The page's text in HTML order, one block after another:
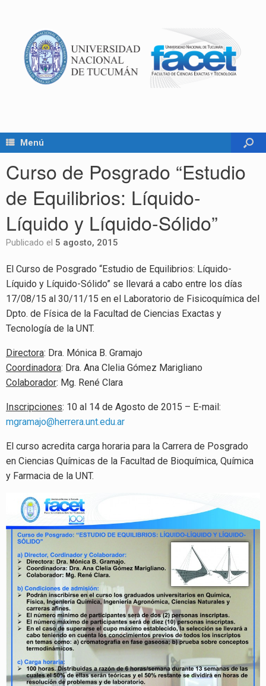
Menú
Curso de Posgrado “Estudio
de Equilibrios: Líquido-
Líquido y Líquido-Sólido”
Publicado el 5 agosto, 2015
El Curso de Posgrado “Estudio de Equilibrios: Líquido-
Líquido y Líquido-Sólido” se llevará a cabo entre los días
17/08/15 al 30/11/15 en el Laboratorio de Fisicoquímica del
Dpto. de Física de la Facultad de Ciencias Exactas y
Tecnología de la UNT.
Directora: Dra. Mónica B. Gramajo
Coordinadora: Dra. Ana Clelia Gómez Marigliano
Colaborador: Mg. René Clara
Inscripciones: 10 al 14 de Agosto de 2015 – E-mail:
mgramajo@herrera.unt.edu.ar
El curso acredita carga horaria para la Carrera de Posgrado
en Ciencias Químicas de la Facultad de Bioquímica, Química
y Farmacia de la UNT.